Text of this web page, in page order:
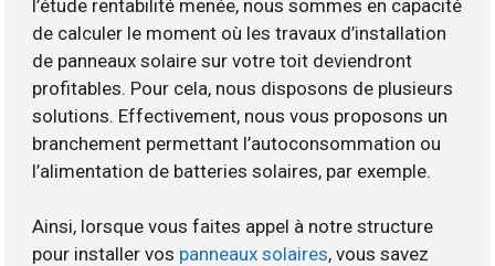
l’étude rentabilité menée, nous sommes en capacité
de calculer le moment où les travaux d’installation
de panneaux solaire sur votre toit deviendront
profitables. Pour cela, nous disposons de plusieurs
solutions. Effectivement, nous vous proposons un
branchement permettant l’autoconsommation ou
l’alimentation de batteries solaires, par exemple.
Ainsi, lorsque vous faites appel à notre structure
pour installer vos panneaux solaires, vous savez